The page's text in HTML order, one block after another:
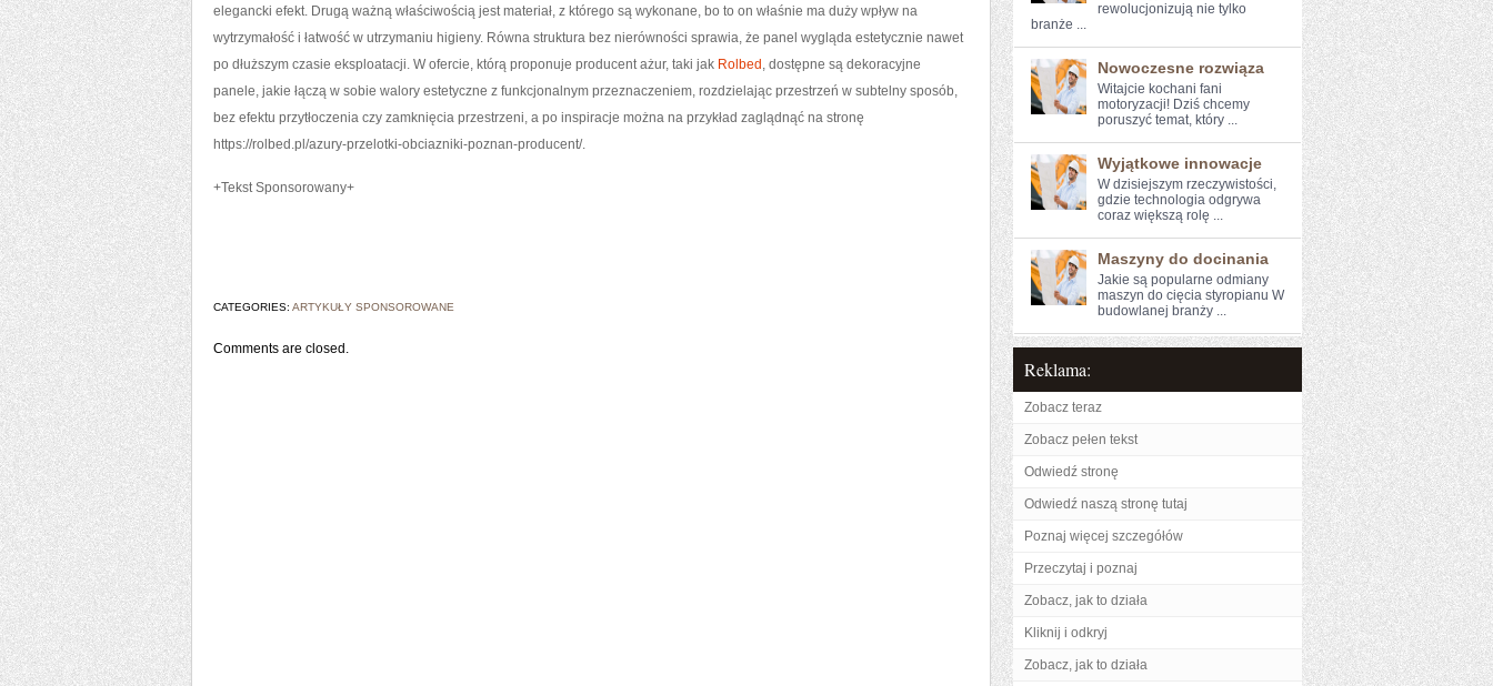
elegancki efekt. Drugą ważną właściwością jest materiał, z którego są wykonane, bo to on właśnie ma duży wpływ na
wytrzymałość i łatwość w utrzymaniu higieny. Równa struktura bez nierówności sprawia, że panel wygląda estetycznie nawet
po dłuższym czasie eksploatacji. W ofercie, którą proponuje producent ażur, taki jak Rolbed , dostępne są dekoracyjne
panele, jakie łączą w sobie walory estetyczne z funkcjonalnym przeznaczeniem, rozdzielając przestrzeń w subtelny sposób,
bez efektu przytłoczenia czy zamknięcia przestrzeni, a po inspiracje można na przykład zaglądnąć na stronę
https://rolbed.pl/azury-przelotki-obciazniki-poznan-producent/.
+Tekst Sponsorowany+
CATEGORIES: ARTYKUŁY SPONSOROWANE
Comments are closed.
rewolucjonizują ⁢nie tylko‍
branże‌ ...
Nowoczesne rozwiąza
Witajcie kochani fani ​
motoryzacji! ⁢Dziś chcemy
poruszyć temat, który ...
Wyjątkowe innowacje
W dzisiejszym rzeczywistości,⁤
gdzie⁣ technologia odgrywa
coraz większą rolę ...
Maszyny do docinania
Jakie są popularne odmiany
maszyn do cięcia styropianu W
budowlanej branży ...
Reklama:
Zobacz teraz
Zobacz pełen tekst
Odwiedź stronę
Odwiedź naszą stronę tutaj
Poznaj więcej szczegółów
Przeczytaj i poznaj
Zobacz, jak to działa
Kliknij i odkryj
Zobacz, jak to działa